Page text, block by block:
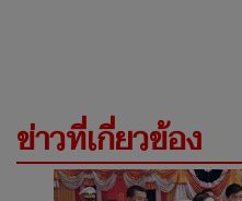
ข่าวที่เกี่ยวข้อง